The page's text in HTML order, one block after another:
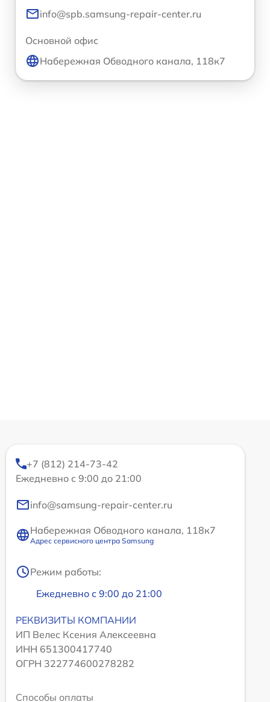
info@spb.samsung-repair-center.ru
Основной офис
Набережная Обводного канала, 118к7
+7 (812) 214-73-42
Ежедневно с 9:00 до 21:00
info@samsung-repair-center.ru
Набережная Обводного канала, 118к7
Адрес сервисного центра Samsung
Режим работы:
Ежедневно с 9:00 до 21:00
РЕКВИЗИТЫ КОМПАНИИ
ИП Велес Ксения Алексеевна
ИНН 651300417740
ОГРН 322774600278282
Способы оплаты